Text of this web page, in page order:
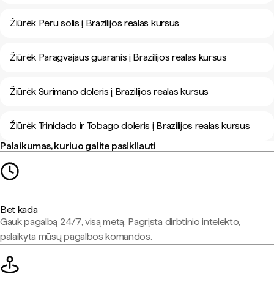
Žiūrėk Peru solis į Brazilijos realas kursus
Žiūrėk Paragvajaus guaranis į Brazilijos realas kursus
Žiūrėk Surimano doleris į Brazilijos realas kursus
Žiūrėk Trinidado ir Tobago doleris į Brazilijos realas kursus
Palaikumas, kuriuo galite pasikliauti
Bet kada
Gauk pagalbą 24/7, visą metą. Pagrįsta dirbtinio intelekto,
palaikyta mūsų pagalbos komandos.